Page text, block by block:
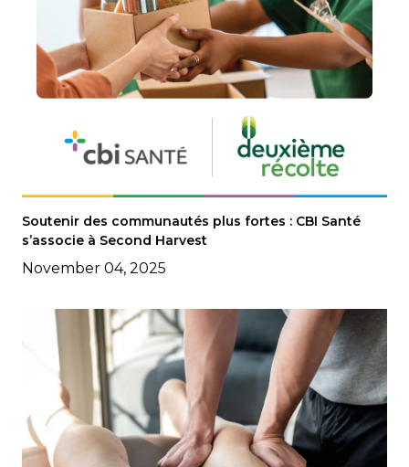
Soutenir des communautés plus fortes : CBI Santé
s’associe à Second Harvest
November 04, 2025